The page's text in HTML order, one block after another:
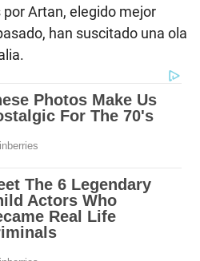
Artan, elegido mejor
han suscitado una ola